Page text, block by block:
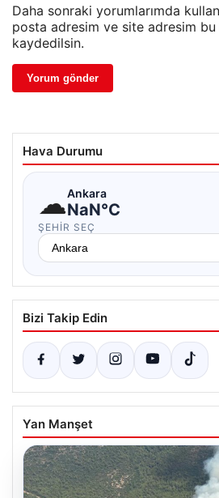
Daha sonraki yorumlarımda
posta adresim ve site adresim bu
kaydedilsin.
Hava Durumu
☁Ankara
NaN°C
ŞEHIR SEÇ
Bizi Takip Edin
Yan Manşet